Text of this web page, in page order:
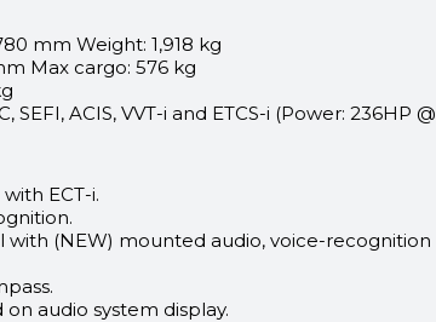
mm Weight: 1,918 kg
Max cargo: 576 kg
SEFI, ACIS, VVT-i and ETCS-i (Power: 236HP @
ECT-i.
(NEW) mounted audio, voice-recognition
audio system display.